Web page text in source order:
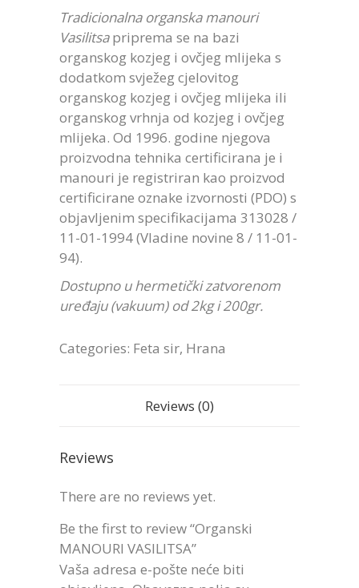
Tradicionalna organska manouri
Vasilitsapriprema se na bazi
organskog kozjeg i ovčjeg mlijeka s
dodatkom svježeg cjelovitog
organskog kozjeg i ovčjeg mlijeka ili
organskog vrhnja od kozjeg i ovčjeg
mlijeka. Od 1996. godine njegova
proizvodna tehnika certificirana je i
manouri je registriran kao proizvod
certificirane oznake izvornosti (PDO) s
objavljenim specifikacijama 313028 /
11-01-1994 (Vladine novine 8 / 11-01-
94).
Dostupno u hermetički zatvorenom
uređaju (vakuum) od 2kg i 200gr.
Categories: Feta sir, Hrana
Reviews (0)
Reviews
There are no reviews yet.
Be the first to review “Organski
MANOURI VASILITSA”
Vaša adresa e-pošte neće biti